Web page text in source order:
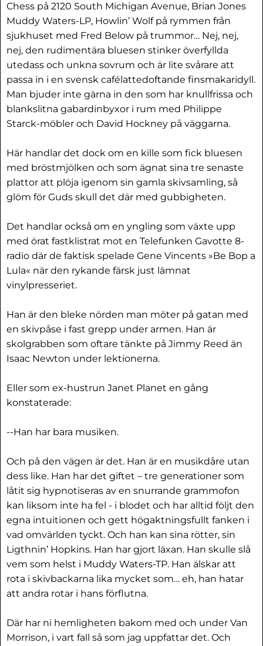
Chess på 2120 South Michigan Avenue, Brian Jones
Muddy Waters-LP, Howlin’ Wolf på rymmen från
sjukhuset med Fred Below på trummor… Nej, nej,
nej, den rudimentära bluesen stinker överfyllda
utedass och unkna sovrum och är lite svårare att
passa in i en svensk cafélattedoftande finsmakaridyll.
Man bjuder inte gärna in den som har knullfrissa och
blankslitna gabardinbyxor i rum med Philippe
Starck-möbler och David Hockney på väggarna.
Här handlar det dock om en kille som fick bluesen
med bröstmjölken och som ägnat sina tre senaste
plattor att plöja igenom sin gamla skivsamling, så
glöm för Guds skull det där med gubbigheten.
Det handlar också om en yngling som växte upp
med örat fastklistrat mot en Telefunken Gavotte 8-
radio där de faktisk spelade Gene Vincents »Be Bop a
Lula« när den rykande färsk just lämnat
vinylpresseriet.
Han är den bleke nörden man möter på gatan med
en skivpåse i fast grepp under armen. Han är
skolgrabben som oftare tänkte på Jimmy Reed än
Isaac Newton under lektionerna.
Eller som ex-hustrun Janet Planet en gång
konstaterade:
--Han har bara musiken.
Och på den vägen är det. Han är en musikdåre utan
dess like. Han har det giftet – tre generationer som
låtit sig hypnotiseras av en snurrande grammofon
kan liksom inte ha fel - i blodet och har alltid följt den
egna intuitionen och gett högaktningsfullt fanken i
vad omvärlden tyckt. Och han kan sina rötter, sin
Ligthnin’ Hopkins. Han har gjort läxan. Han skulle slå
vem som helst i Muddy Waters-TP. Han älskar att
rota i skivbackarna lika mycket som… eh, han hatar
att andra rotar i hans förflutna.
Där har ni hemligheten bakom med och under Van
Morrison, i vart fall så som jag uppfattar det. Och